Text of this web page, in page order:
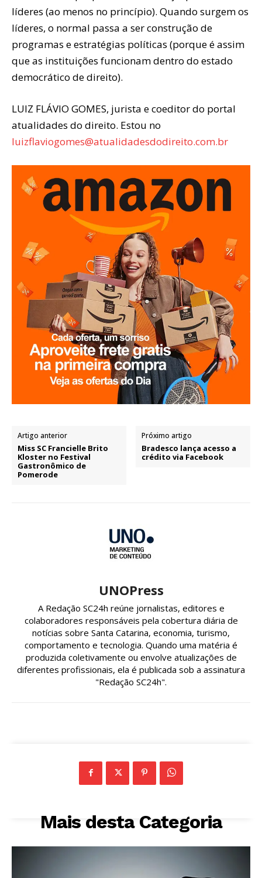
líderes (ao menos no princípio). Quando surgem os
líderes, o normal passa a ser construção de
programas e estratégias políticas (porque é assim
que as instituições funcionam dentro do estado
democrático de direito).
LUIZ FLÁVIO GOMES, jurista e coeditor do portal
atualidades do direito. Estou no
luizflaviogomes@atualidadesdodireito.com.br
Artigo anterior
Miss SC Francielle Brito
Kloster no Festival
Gastronômico de
Pomerode
Próximo artigo
Bradesco lança acesso a
crédito via Facebook
UNOPress
A Redação SC24h reúne jornalistas, editores e
colaboradores responsáveis pela cobertura diária de
notícias sobre Santa Catarina, economia, turismo,
comportamento e tecnologia. Quando uma matéria é
produzida coletivamente ou envolve atualizações de
diferentes profissionais, ela é publicada sob a assinatura
"Redação SC24h".
Mais desta Categoria